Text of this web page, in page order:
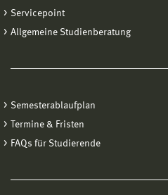
Servicepoint
Allgemeine Studienberatung
Semesterablaufplan
Termine & Fristen
FAQs für Studierende